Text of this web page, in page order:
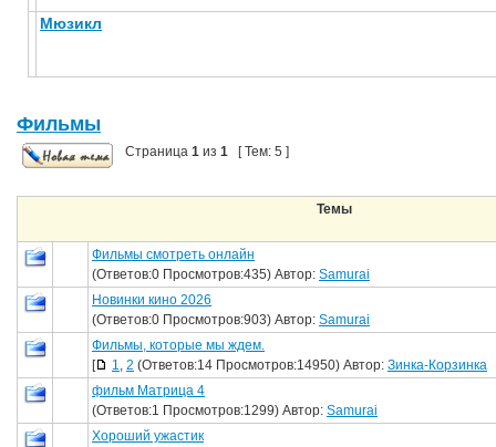
Мюзикл
Фильмы
Страница 1 из 1 [ Тем: 5 ]
Темы
Фильмы смотреть онлайн
(Ответов:0 Просмотров:435) Автор: Samurai
Новинки кино 2026
(Ответов:0 Просмотров:903) Автор: Samurai
Фильмы, которые мы ждем.
[
1, 2 (Ответов:14 Просмотров:14950) Автор: Зинка-Корзинка
фильм Матрица 4
(Ответов:1 Просмотров:1299) Автор: Samurai
Хороший ужастик